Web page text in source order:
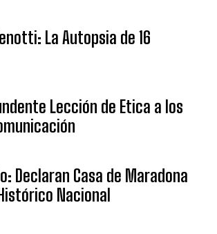
La Autopsia de 16
Lección de Etica a los
Declaran Casa de Maradona
Nacional